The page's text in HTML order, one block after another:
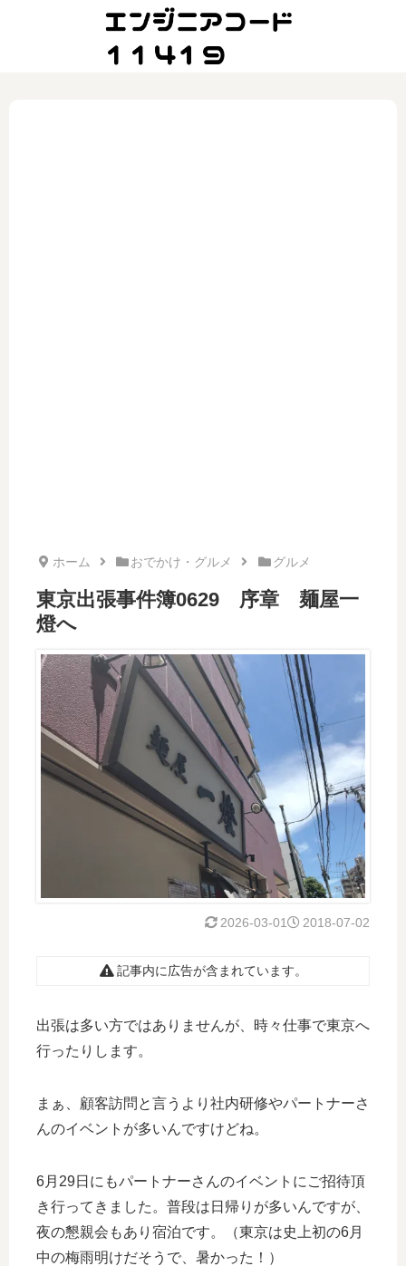
ホーム おでかけ・グルメ グルメ
東京出張事件簿0629 序章 麺屋一
燈へ
2018-07-02
2026-03-01
記事内に広告が含まれています。
出張は多い方ではありませんが、時々仕事で東京へ
行ったりします。
まぁ、顧客訪問と言うより社内研修やパートナーさ
んのイベントが多いんですけどね。
6月29日にもパートナーさんのイベントにご招待頂
き行ってきました。普段は日帰りが多いんですが、
夜の懇親会もあり宿泊です。（東京は史上初の6月
中の梅雨明けだそうで、暑かった！）